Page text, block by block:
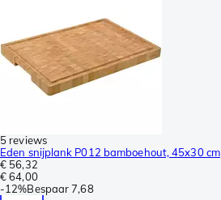
5 reviews
Eden snijplank P012 bamboehout, 45x30 cm
€ 56,32
€ 64,00
-12%Bespaar 7,68